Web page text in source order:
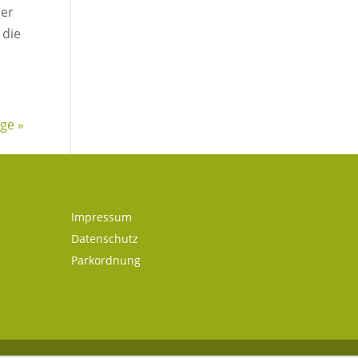
»
Impressum
Datenschutz
Parkordnung